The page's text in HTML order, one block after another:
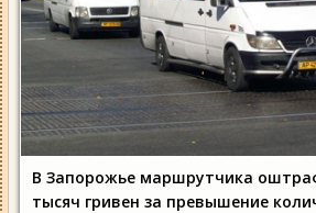
В Запорожье маршрутчика
тысяч гривен за превышение